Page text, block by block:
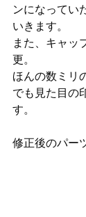
ンになってい
いきます。
また、キャッ
更。
ほんの数ミリ
でも見た目の
す。
修正後のパー